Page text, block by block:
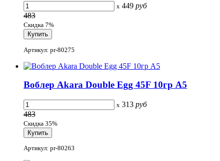
x 449 руб
483
Скидка 7%
Артикул: pr-80275
Воблер Akara Double Egg 45F 10гр A5
x 313 руб
483
Скидка 35%
Артикул: pr-80263